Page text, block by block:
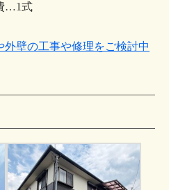
…1式
壁の工事や修理をご検討中